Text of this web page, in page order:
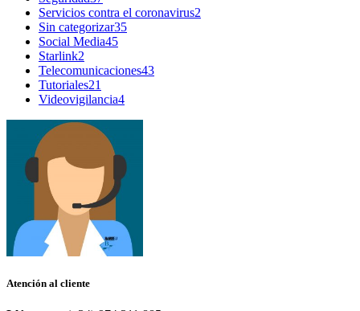
Servicios contra el coronavirus2
Sin categorizar35
Social Media45
Starlink2
Telecomunicaciones43
Tutoriales21
Videovigilancia4
Atención al cliente